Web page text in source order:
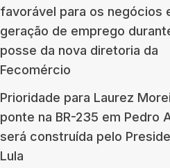
favorável para os negócios
geração de emprego
posse da nova diretoria da
Fecomércio
Prioridade para Laurez
ponte na BR-235 em Pedro
será construída pelo
Lula